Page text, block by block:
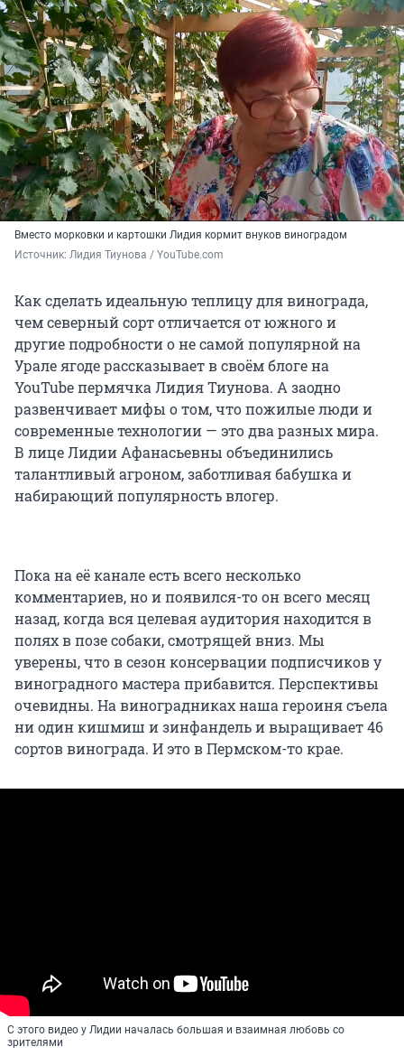
Вместо морковки и картошки Лидия кормит внуков виноградом
Источник: Лидия Тиунова / YouTube.com
Как сделать идеальную теплицу для винограда,
чем северный сорт отличается от южного и
другие подробности о не самой популярной на
Урале ягоде рассказывает в своём блоге на
YouTube пермячка Лидия Тиунова. А заодно
развенчивает мифы о том, что пожилые люди и
современные технологии — это два разных мира.
В лице Лидии Афанасьевны объединились
талантливый агроном, заботливая бабушка и
набирающий популярность влогер.
Пока на её канале есть всего несколько
комментариев, но и появился-то он всего месяц
назад, когда вся целевая аудитория находится в
полях в позе собаки, смотрящей вниз. Мы
уверены, что в сезон консервации подписчиков у
виноградного мастера прибавится. Перспективы
очевидны. На виноградниках наша героиня съела
ни один кишмиш и зинфандель и выращивает 46
сортов винограда. И это в Пермском-то крае.
С этого видео у Лидии началась большая и взаимная любовь со
зрителями